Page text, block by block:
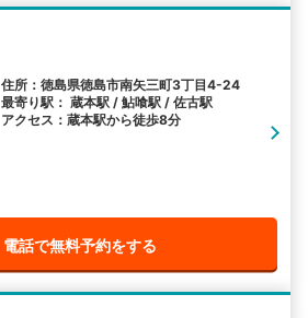
住所：徳島県徳島市南矢三町3丁目4-24
最寄り駅： 蔵本駅 / 鮎喰駅 / 佐古駅
アクセス：蔵本駅から徒歩8分
電話で無料予約をする